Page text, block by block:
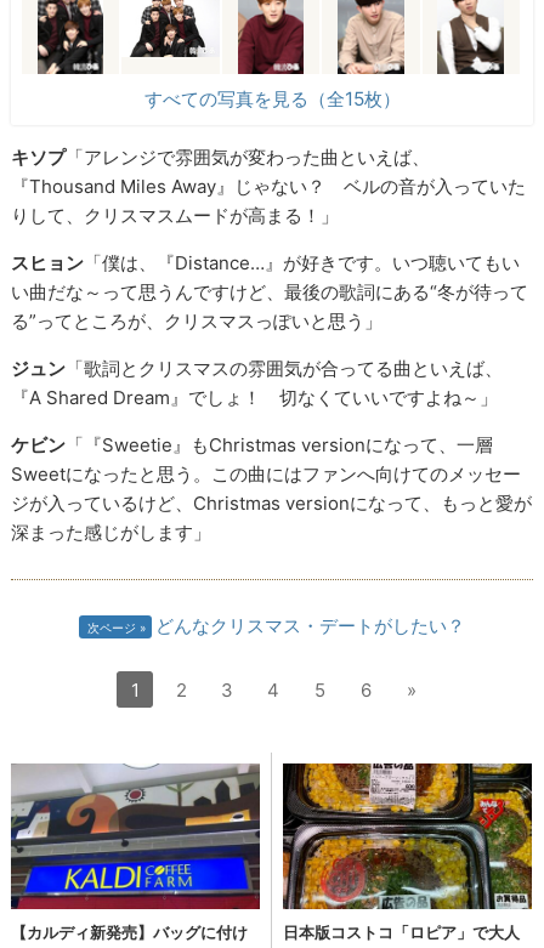
すべての写真を見る（全15枚）
キソプ「アレンジで雰囲気が変わった曲といえば、
『Thousand Miles Away』じゃない？ ベルの音が入っていた
りして、クリスマスムードが高まる！」
スヒョン 「僕は、『Distance…』が好きです。いつ聴いてもい
い曲だな～って思うんですけど、最後の歌詞にある“冬が待って
る”ってところが、クリスマスっぽいと思う」
ジュン 「歌詞とクリスマスの雰囲気が合ってる曲といえば、
『A Shared Dream』でしょ！ 切なくていいですよね～」
ケビン 「『Sweetie』もChristmas versionになって、一層
Sweetになったと思う。この曲にはファンへ向けてのメッセー
ジが入っているけど、Christmas versionになって、もっと愛が
深まった感じがします」
次ページ どんなクリスマス・デートがしたい？
1 2 3 4 5 6 »